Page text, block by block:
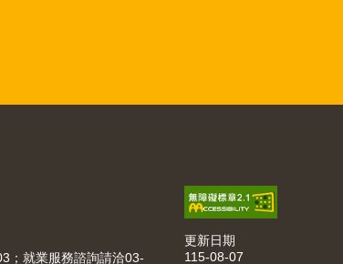
；就業服務諮詢請洽03-
更新日期
115-08-07